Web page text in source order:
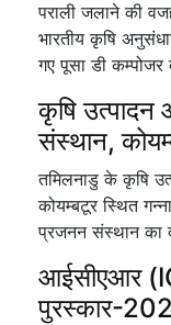
पराली जलाने की
भारतीय कृषि
गए पूसा डी
कृषि
संस्थान,
तमिलनाडु के कृषि
कोयम्बटूर स्थित
प्रजनन संस्थान का
आईसीएआर
पुरस्कार-